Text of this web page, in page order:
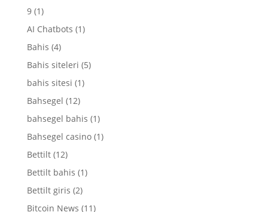
9(1)
AI Chatbots (1)
Bahis (4)
Bahis siteleri (5)
bahis sitesi (1)
Bahsegel (12)
bahsegel bahis (1)
Bahsegel casino(1)
Bettilt(12)
Bettilt bahis (1)
Bettilt giris (2)
Bitcoin News (11)